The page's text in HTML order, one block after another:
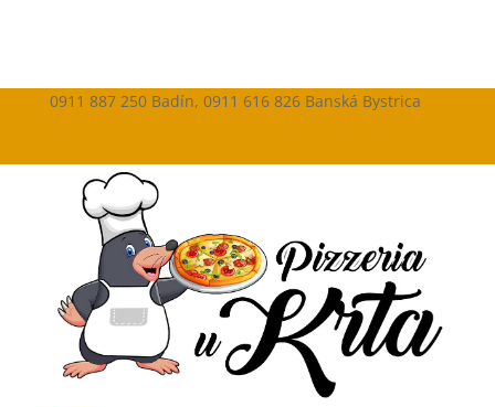
0911 887 250 Badín, 0911 616 826 Banská Bystrica